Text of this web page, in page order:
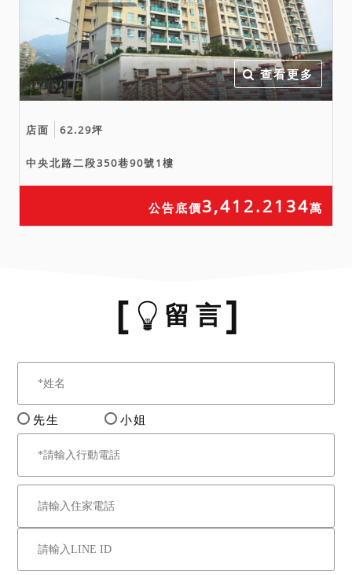
查看更多
店面 62.29坪
中央北路二段350巷90號1樓
公告底價3,412.2134萬
留 言
先生 小姐